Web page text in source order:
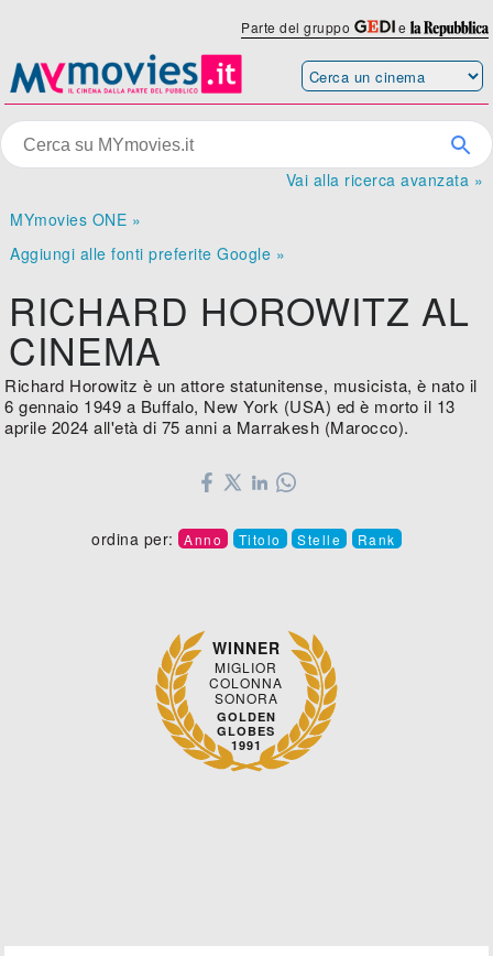
Parte del gruppo e
Vai alla ricerca avanzata »
MYmovies ONE »
Aggiungi alle fonti preferite Google »
RICHARD HOROWITZ AL
CINEMA
Richard Horowitz è un attore statunitense, musicista, è nato il
6 gennaio 1949 a Buffalo, New York (USA) ed è morto il 13
aprile 2024 all'età di 75 anni a Marrakesh (Marocco).
ordina per: Anno Titolo Stelle Rank
WINNER
MIGLIOR
COLONNA
SONORA
GOLDEN
GLOBES
1991